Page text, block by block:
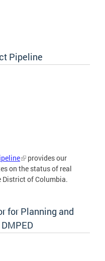
Pipeline
provides our
on the status of real
District of Columbia.
for Planning and